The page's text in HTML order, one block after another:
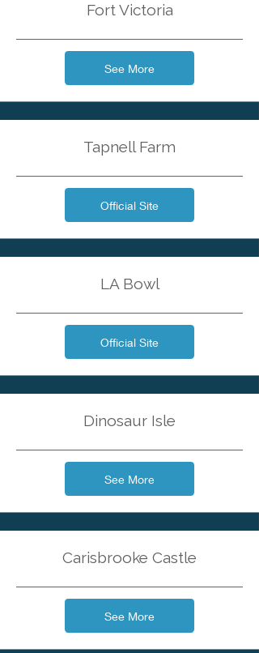
Fort Victoria
See More
Tapnell Farm
Official Site
LA Bowl
Official Site
Dinosaur Isle
See More
Carisbrooke Castle
See More